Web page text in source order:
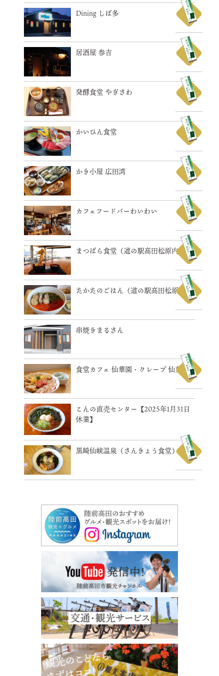
Dining しば多
居酒屋 参吉
発酵食堂 やぎさわ
かいひん食堂
かき小屋 広田湾
カフェフードバーわいわい
まつばら食堂（道の駅高田松原内）
たかたのごはん（道の駅高田松原内）
串焼きまるさん
食堂カフェ 仙華園・クレープ 仙菓園
こんの直売センター【2025年1月31日
休業】
黒崎仙峡温泉（さんきょう食堂）